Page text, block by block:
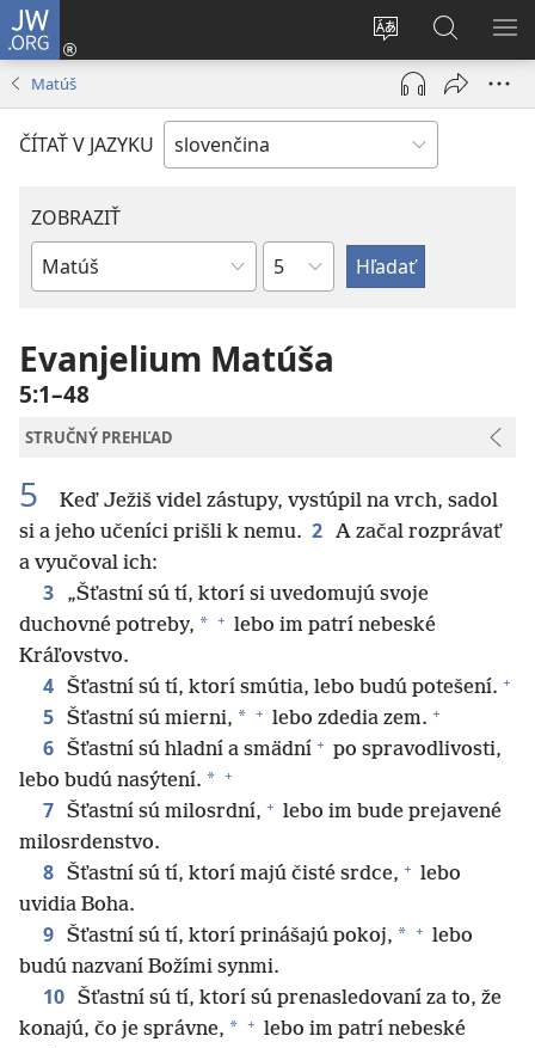
JW.ORG
Zmeniť
jazyk
stránky
Prihlásiť
sa
(otvorí
okno)
na
JW.ORG
Matúš
ČÍTAŤ V JAZYKU
ZOBRAZIŤ
Biblická
Kapitola
Evanjelium Matúša
5:1–48
STRUČNÝ PREHĽAD
5
Keď Ježiš videl zástupy, vystúpil na vrch, sadol
si a jeho učeníci prišli k nemu. 2 A začal rozprávať
a vyučoval ich:
3
„Šťastní sú tí, ktorí si uvedomujú svoje
duchovné potreby, * + lebo im patrí nebeské
Kráľovstvo.
4 Šťastní sú tí, ktorí smútia, lebo budú potešení. +
5 Šťastní sú mierni, * + lebo zdedia zem. +
6 Šťastní sú hladní a smädní + po spravodlivosti,
lebo budú nasýtení. * +
7 Šťastní sú milosrdní, + lebo im bude prejavené
milosrdenstvo.
8 Šťastní sú tí, ktorí majú čisté srdce, + lebo
uvidia Boha.
9 Šťastní sú tí, ktorí prinášajú pokoj, * + lebo
budú nazvaní Božími synmi.
10 Šťastní sú tí, ktorí sú prenasledovaní za to, že
konajú, čo je správne, * + lebo im patrí nebeské